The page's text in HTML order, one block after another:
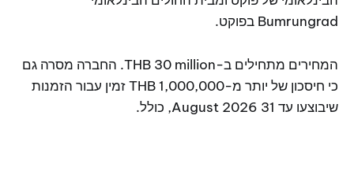
Bumrungrad בפוקט.
המחירים מתחילים ב-THB 30 million. החברה מסרה גם
כי חיסכון של יותר מ-THB 1,000,000 זמין עבור הזמנות
שיבוצעו עד 31 August 2026, כולל.